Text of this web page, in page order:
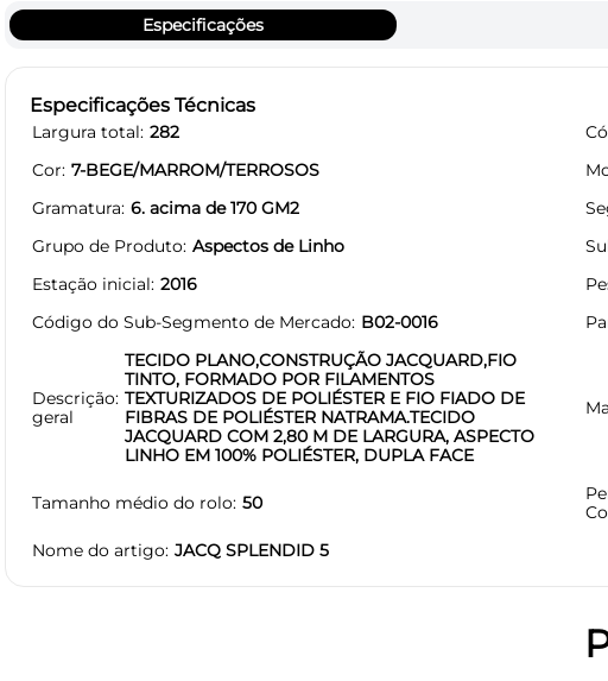
Especificações
Especificações Técnicas
Largura total 282
Cor 7-BEGE/MARROM/TERROSOS
Gramatura 6. acima de 170 GM2
Grupo de Produto Aspectos de Linho
Estação inicial 2016
Código do Sub-Segmento de Mercado B02-0016
Descrição
geral
TECIDO PLANO,CONSTRUÇÃO JACQUARD,FIO
TINTO, FORMADO POR FILAMENTOS
TEXTURIZADOS DE POLIÉSTER E FIO FIADO DE
FIBRAS DE POLIÉSTER NATRAMA.TECIDO
JACQUARD COM 2,80 M DE LARGURA, ASPECTO
LINHO EM 100% POLIÉSTER, DUPLA FACE
Tamanho médio do rolo 50
Nome do artigo JACQ SPLENDID 5